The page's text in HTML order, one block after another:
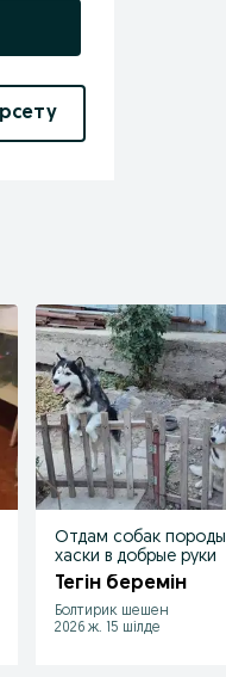
Отдам собак породы
хаски в добрые руки
Тегін беремін
Болтирик шешен
2026 ж. 15 шілде